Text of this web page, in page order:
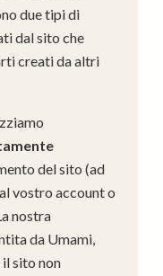
due tipi di
dal sito che
creati da altri
del sito (ad
vostro account o
nostra
da Umami,
il sito non